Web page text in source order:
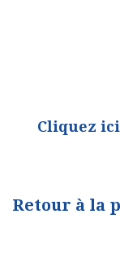
Cliquez
Retour à la